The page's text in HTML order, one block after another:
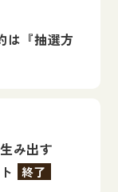
は『抽選方
み出す
終了